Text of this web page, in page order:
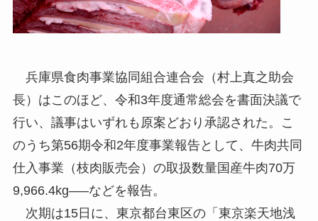
兵庫県食肉事業協同組合連合会（村上真之助会
長）はこのほど、令和3年度通常総会を書面決議で
行い、議事はいずれも原案どおり承認された。こ
のうち第56期令和2年度事業報告として、牛肉共同
仕入事業（枝肉販売会）の取扱数量国産牛肉70万
9,966.4kg—–などを報告。
次期は15日に、東京都台東区の「東京楽天地浅